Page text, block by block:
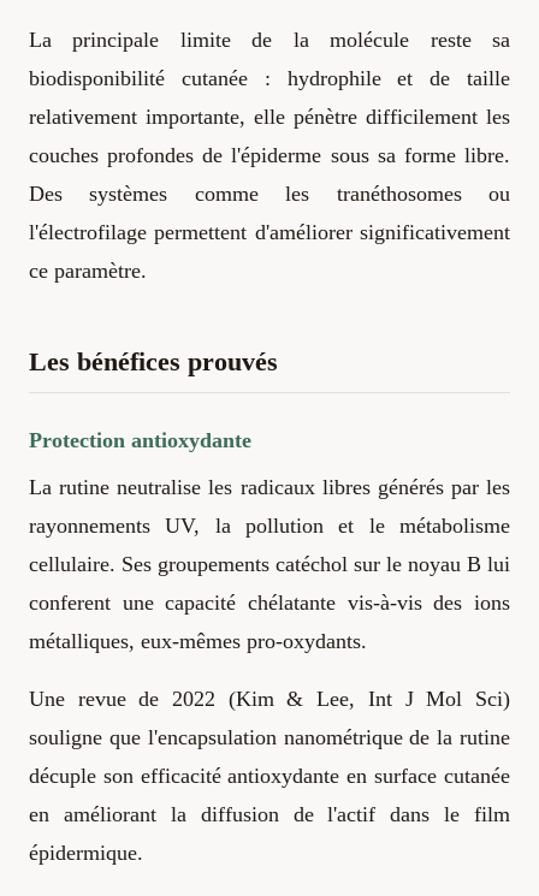
La principale limite de la molécule reste sa
biodisponibilité cutanée : hydrophile et de taille
relativement importante, elle pénètre difficilement les
couches profondes de l'épiderme sous sa forme libre.
Des systèmes comme les tranéthosomes ou
l'électrofilage permettent d'améliorer significativement
ce paramètre.
Les bénéfices prouvés
Protection antioxydante
La rutine neutralise les radicaux libres générés par les
rayonnements UV, la pollution et le métabolisme
cellulaire. Ses groupements catéchol sur le noyau B lui
conferent une capacité chélatante vis-à-vis des ions
métalliques, eux-mêmes pro-oxydants.
Une revue de 2022 (Kim & Lee, Int J Mol Sci)
souligne que l'encapsulation nanométrique de la rutine
décuple son efficacité antioxydante en surface cutanée
en améliorant la diffusion de l'actif dans le film
épidermique.